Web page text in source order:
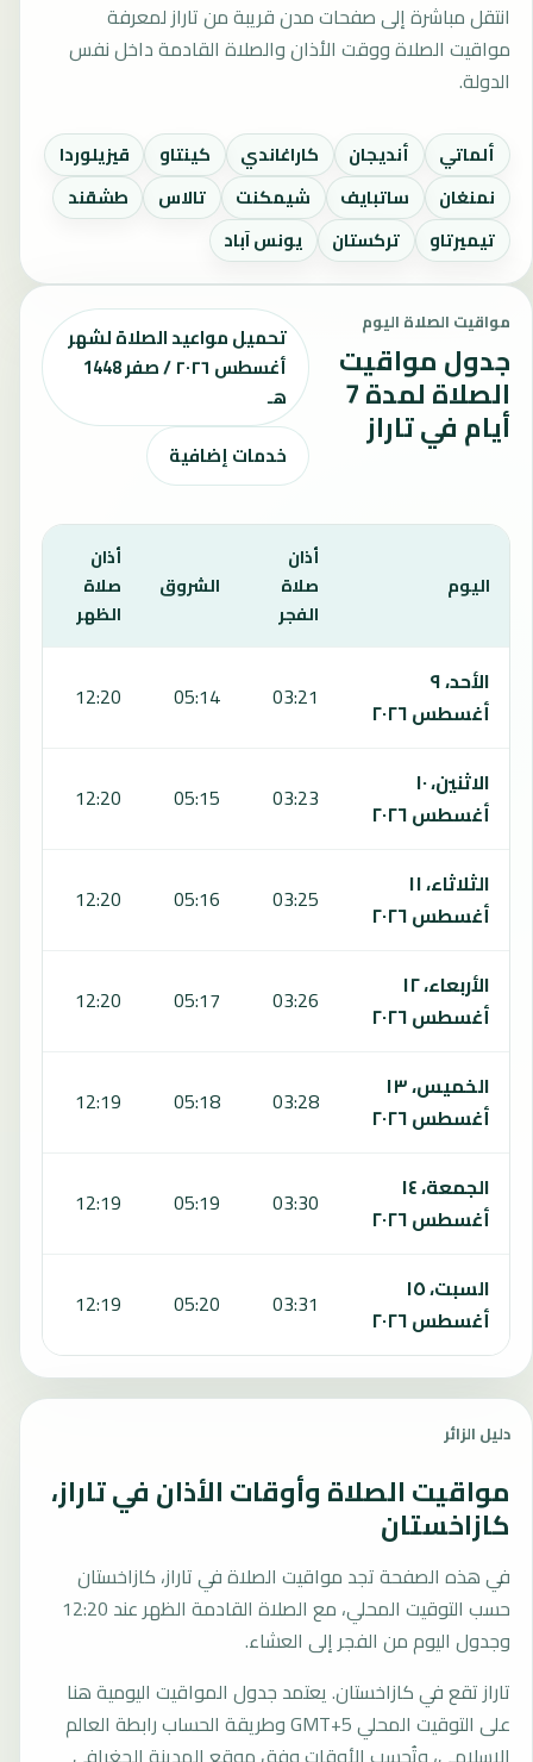
انتقل مباشرة إلى صفحات مدن قريبة من تاراز لمعرفة
مواقيت الصلاة ووقت الأذان والصلاة القادمة داخل نفس
الدولة.
ألماتي أنديجان كاراغاندي كينتاو
قيزيلوردا
نمنغان
ساتبايف شيمكنت تالاس
طشقند
تيميرتاو
تركستان يونس آباد
مواقيت الصلاة اليوم
جدول مواقيت
الصلاة لمدة 7
أيام في تاراز
تحميل مواعيد الصلاة لشهر
أغسطس ٢٠٢٦ / صفر 1448
هـ
خدمات إضافية
اليوم
أذان
صلاة
الفجر
الشروق
أذان
صلاة
الظهر
الأحد، ٩
أغسطس ٢٠٢٦
03:21
05:14
12:20
الاثنين، ١٠
أغسطس ٢٠٢٦
03:23
05:15
12:20
الثلاثاء، ١١
أغسطس ٢٠٢٦
03:25
05:16
12:20
الأربعاء، ١٢
أغسطس ٢٠٢٦
03:26
05:17
12:20
الخميس، ١٣
أغسطس ٢٠٢٦
03:28
05:18
12:19
الجمعة، ١٤
أغسطس ٢٠٢٦
03:30
05:19
12:19
السبت، ١٥
أغسطس ٢٠٢٦
03:31
05:20
12:19
دليل الزائر
مواقيت الصلاة وأوقات الأذان في تاراز،
كازاخستان
في هذه الصفحة تجد مواقيت الصلاة في تاراز، كازاخستان
حسب التوقيت المحلي، مع الصلاة القادمة الظهر عند 12:20
وجدول اليوم من الفجر إلى العشاء.
تاراز تقع في كازاخستان. يعتمد جدول المواقيت اليومية هنا
على التوقيت المحلي GMT+5 وطريقة الحساب رابطة العالم